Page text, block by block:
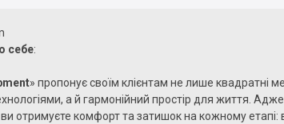
себе:
» пропонує своїм клієнтам не лише квадратні
а й гармонійний простір для життя.
отримуєте комфорт та затишок на кожному етапі: